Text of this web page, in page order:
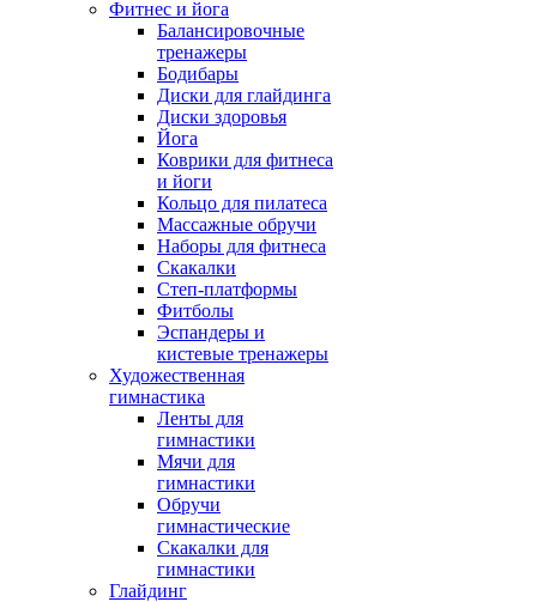
Фитнес и йога
Балансировочные
тренажеры
Бодибары
Диски для глайдинга
Диски здоровья
Йога
Коврики для фитнеса
и йоги
Кольцо для пилатеса
Массажные обручи
Наборы для фитнеса
Скакалки
Степ-платформы
Фитболы
Эспандеры и
кистевые тренажеры
Художественная
гимнастика
Ленты для
гимнастики
Мячи для
гимнастики
Обручи
гимнастические
Скакалки для
гимнастики
Глайдинг